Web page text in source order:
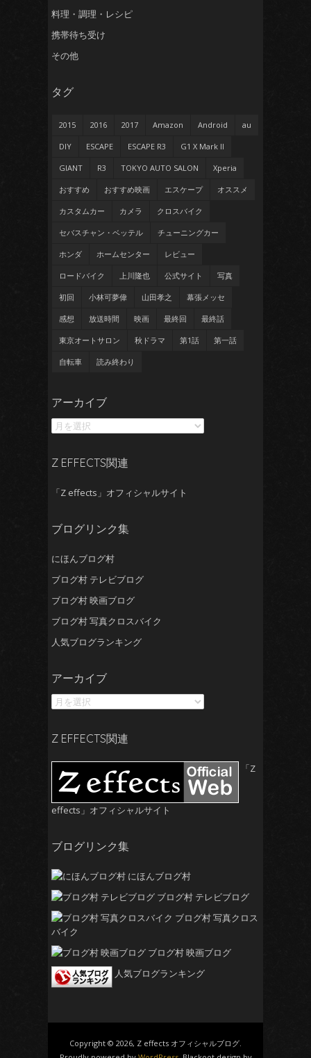
料理・調理・レシピ
携帯待ち受け
その他
タグ
2015 2016 2017 Amazon Android au
DIY ESCAPE ESCAPE R3 G1 X Mark II
GIANT R3 TOKYO AUTO SALON Xperia
おすすめ おすすめ映画 エスケープ オススメ
カスタムカー カメラ クロスバイク
セバスチャン・ベッテル チューニングカー
ホンダ ホームセンター レビュー
ロードバイク 上川隆也 公式サイト 写真
初回 小林可夢偉 山田孝之 幕張メッセ
感想 放送時間 映画 最終回 最終話
東京オートサロン 秋ドラマ 第1話 第一話
自転車 読み終わり
アーカイブ
ア
ー
カ
ブ
Z EFFECTS関連
「Z effects」オフィシャルサイト
ブログリンク集
にほんブログ村
ブログ村 テレビブログ
ブログ村 映画ブログ
ブログ村 写真クロスバイク
人気ブログランキング
アーカイブ
ア
ー
カ
ブ
Z EFFECTS関連
「Z
effects」オフィシャルサイト
ブログリンク集
にほんブログ村
ブログ村 テレビブログ
ブログ村 写真クロス
バイク
ブログ村 映画ブログ
人気ブログランキング
Copyright © 2026, Z effects オフィシャルブログ.